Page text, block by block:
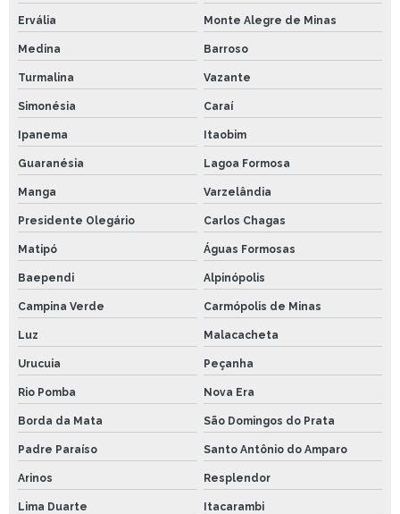
Ervália Monte Alegre de Minas
Medina Barroso
Turmalina Vazante
Simonésia Caraí
Ipanema Itaobim
Guaranésia Lagoa Formosa
Manga Varzelândia
Presidente Olegário Carlos Chagas
Matipó Águas Formosas
Baependi Alpinópolis
Campina Verde Carmópolis de Minas
Luz Malacacheta
Urucuia Peçanha
Rio Pomba Nova Era
Borda da Mata São Domingos do Prata
Padre Paraíso Santo Antônio do Amparo
Arinos Resplendor
Lima Duarte Itacarambi